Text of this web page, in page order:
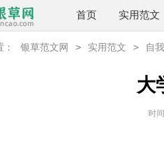
首页 实用范文
银草范文网 > 实用范文 > 自
大
时